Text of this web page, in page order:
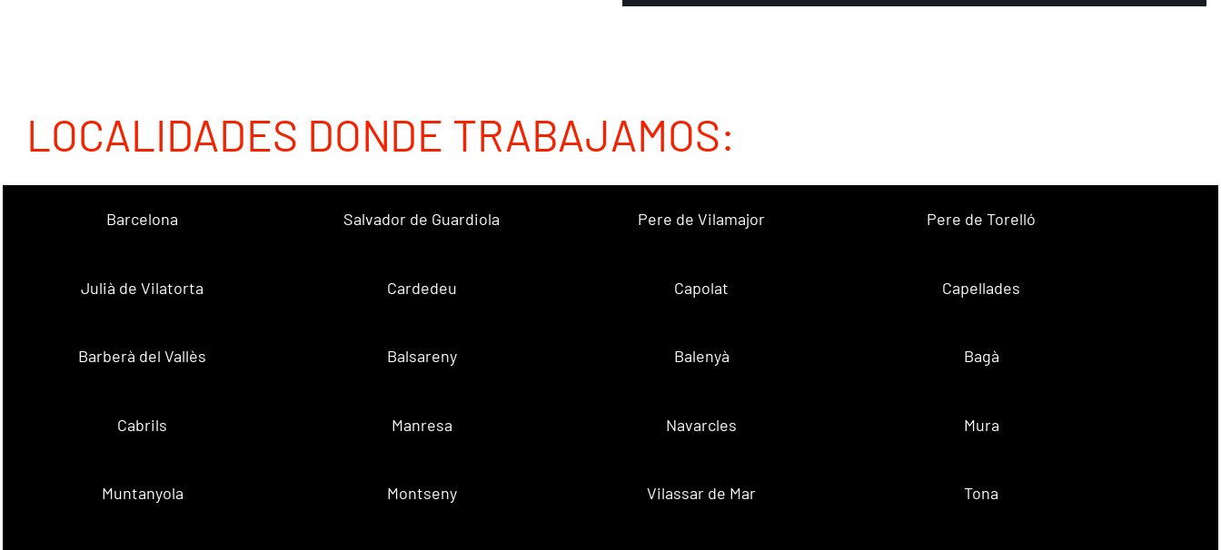
LOCALIDADES DONDE TRABAJAMOS:
Barcelona Salvador de Guardiola Pere de Vilamajor Pere de Torelló
Julià de Vilatorta Cardedeu Capolat Capellades
Barberà del Vallès Balsareny Balenyà Bagà
Cabrils Manresa Navarcles Mura
Muntanyola Montseny Vilassar de Mar Tona